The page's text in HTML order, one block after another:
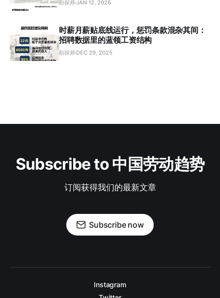
勘探师 JAN 12, 2026
时薪月薪贴底线运行，惩罚条款混杂其间：
招聘数据里的蓝领工资结构
勘探师 DEC 29, 2025
Subscribe to 中国劳动趋势
订阅获得我们的最新文章
Subscribe now
Instagram